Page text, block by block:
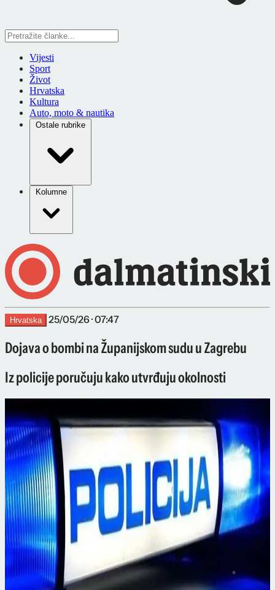
Vijesti
Sport
Život
Hrvatska
Kultura
Auto, moto & nautika
Ostale rubrike
Kolumne
Hrvatska 25/05/26 · 07:47
Dojava o bombi na Županijskom sudu u Zagrebu
Iz policije poručuju kako utvrđuju okolnosti